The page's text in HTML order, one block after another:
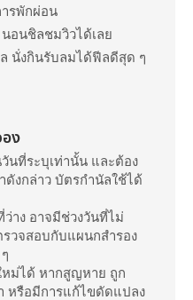
รพักผ่อน
อนชิลชมวิวได้เลย
นั่งกินรับลมได้ฟีลดีสุด ๆ
ง
นที่ระบุเท่านั้น และต้อง
ดังกล่าว บัตรกำนัลใช้ได้
าง อาจมีช่วงวันที่ไม่
วจสอบกับแผนกสำรอง
หม่ได้ หากสูญหาย ถูก
หรือมีการแก้ไขดัดแปลง